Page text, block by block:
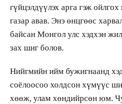
гүйцэлдүүлэх арга гэж
газар авав. Энэ өнцгөөс
байсан Монгол улс хэдхэн
зах шиг болов.
Нийгмийн ийм бужигнаанд
соёлоосоо холдсон хүмүүс
хөөж, улам хөндийрсөн юм.